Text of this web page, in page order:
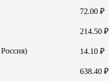
72.00 ₽
214.50 ₽
14.10 ₽
638.40 ₽